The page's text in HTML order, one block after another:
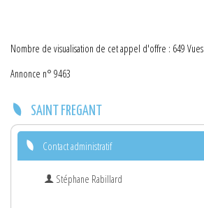
Nombre de visualisation de cet appel d'offre : 649 Vues
Annonce n° 9463
SAINT FREGANT
Contact administratif
Stéphane Rabillard